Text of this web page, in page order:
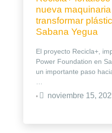
nueva
transformar
Sabana Yegua
El proyecto Recicla+,
Power Foundation en
un importante paso
• noviembre 15,